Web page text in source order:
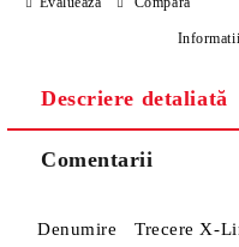
Descriere detaliată
Comentarii
Denumire
Trecere X-